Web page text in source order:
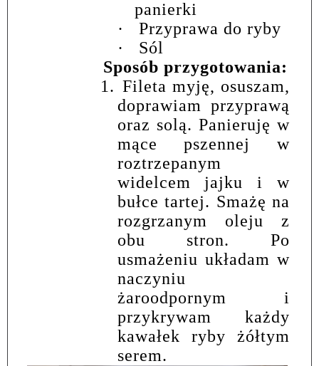
panierki
·
Przyprawa do ryby
·
Sól
Sposób przygotowania:
1. Fileta myję, osuszam,
doprawiam przyprawą
oraz solą. Panieruję w
mące pszennej w
roztrzepanym
widelcem jajku i w
bułce tartej. Smażę na
rozgrzanym oleju z
obu stron. Po
usmażeniu układam w
naczyniu
żaroodpornym i
przykrywam każdy
kawałek ryby żółtym
serem.